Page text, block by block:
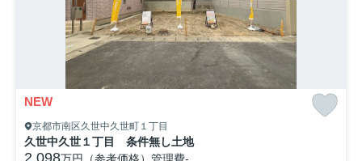
NEW
京都市南区久世中久世町１丁目
久世中久世１丁目 条件無し土地
2,098万円（参考価格） 管理費-